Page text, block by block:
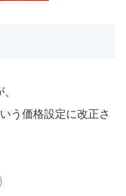
う価格設定に改正さ